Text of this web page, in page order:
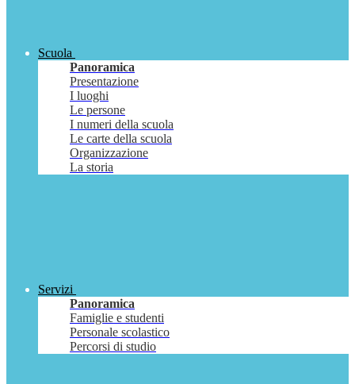
Scuola
Panoramica
Presentazione
I luoghi
Le persone
I numeri della scuola
Le carte della scuola
Organizzazione
La storia
Servizi
Panoramica
Famiglie e studenti
Personale scolastico
Percorsi di studio